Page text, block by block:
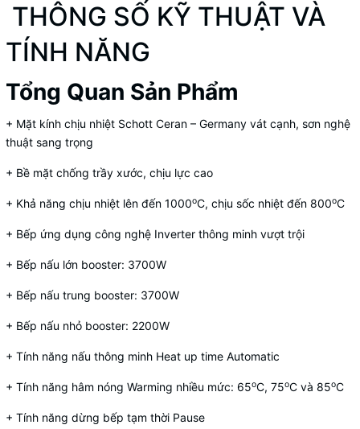
THÔNG SỐ KỸ THUẬT VÀ
TÍNH NĂNG
Tổng Quan Sản Phẩm
+ Mặt kính chịu nhiệt Schott Ceran – Germany vát cạnh, sơn nghệ
thuật sang trọng
+ Bề mặt chống trầy xước, chịu lực cao
+ Khả năng chịu nhiệt lên đến 1000oC, chịu sốc nhiệt đến 800oC
+ Bếp ứng dụng công nghệ Inverter thông minh vượt trội
+ Bếp nấu lớn booster: 3700W
+ Bếp nấu trung booster: 3700W
+ Bếp nấu nhỏ booster: 2200W
+ Tính năng nấu thông minh Heat up time Automatic
+ Tính năng hâm nóng Warming nhiều mức: 65oC, 75oC và 85oC
+ Tính năng dừng bếp tạm thời Pause